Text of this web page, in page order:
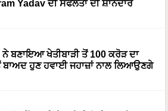
Yadav ਦੀ ਸਫਲਤਾ ਦੀ ਸ਼ਾਨਦਾਰ
ਬਣਾਇਆ ਖੇਤੀਬਾੜੀ ਤੋਂ 100 ਕਰੋੜ ਦਾ
ਬਾਅਦ ਹੁਣ ਹਵਾਈ ਜਹਾਜ਼ਾਂ ਨਾਲ ਲਿਆਉਣਗੇ